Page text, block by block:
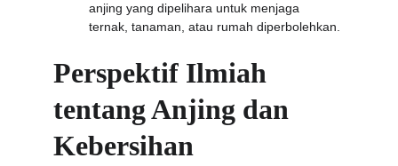
anjing yang dipelihara untuk menjaga
ternak, tanaman, atau rumah diperbolehkan.
Perspektif Ilmiah
tentang Anjing dan
Kebersihan